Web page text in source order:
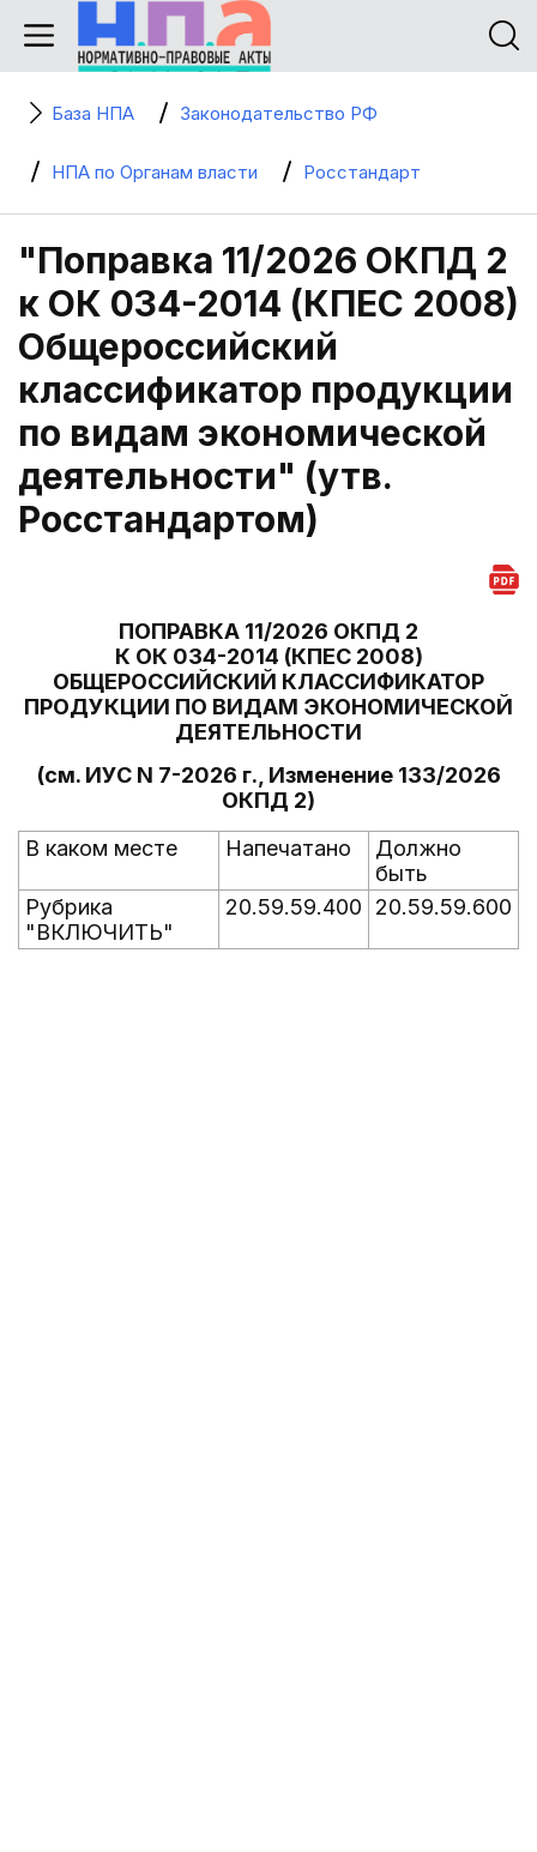
База НПА Законодательство РФ
НПА по Органам власти Росстандарт
"Поправка 11/2026 ОКПД 2
к ОК 034-2014 (КПЕС 2008)
Общероссийский
классификатор продукции
по видам экономической
деятельности" (утв.
Росстандартом)
ПОПРАВКА 11/2026 ОКПД 2
К ОК 034-2014 (КПЕС 2008)
ОБЩЕРОССИЙСКИЙ КЛАССИФИКАТОР
ПРОДУКЦИИ ПО ВИДАМ ЭКОНОМИЧЕСКОЙ
ДЕЯТЕЛЬНОСТИ
(см. ИУС N 7-2026 г., Изменение 133/2026
ОКПД 2)
В каком месте
Напечатано
Должно
быть
Рубрика
"ВКЛЮЧИТЬ"
20.59.59.400 20.59.59.600